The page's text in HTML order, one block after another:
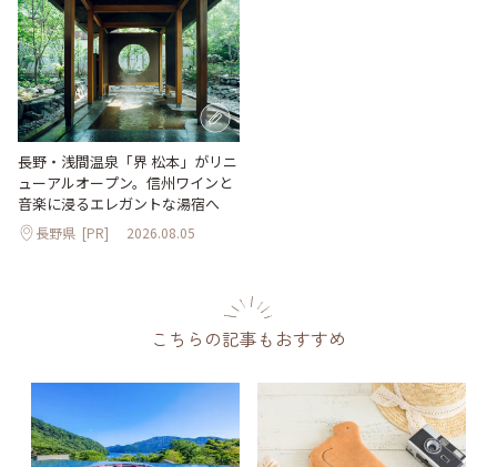
長野・浅間温泉「界 松本」がリニ
ューアルオープン。信州ワインと
音楽に浸るエレガントな湯宿へ
長野県 [PR] 2026.08.05
こちらの記事もおすすめ